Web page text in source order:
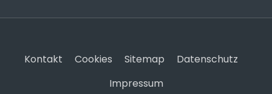
Kontakt Cookies Sitemap
Datenschutz
Impressum